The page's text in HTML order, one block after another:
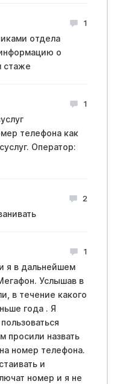
1
отдела
о
стаже
1
телефона как
Оператор:
2
1
я в дальнейшем
Услышав в
в течение какого
года . Я
просили назвать
номер телефона.
и
номер и я не